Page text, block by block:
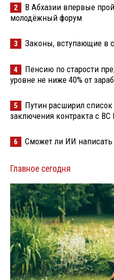
2
В Абхазии впервые
молодёжный форум
3 Законы, вступающие в
4
Пенсию по старости
уровне не ниже 40% от
5
Путин расширил
заключения контракта с
6 Сможет ли ИИ написать
Главное сегодня